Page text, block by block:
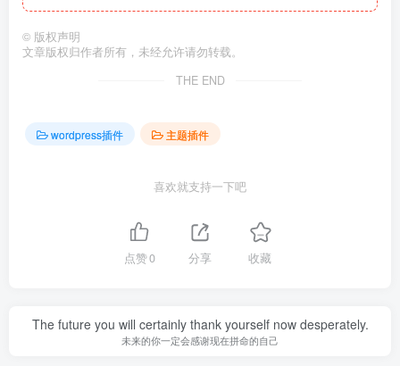
© 版权声明
文章版权归作者所有，未经允许请勿转载。
THE END
wordpress插件 主题插件
喜欢就支持一下吧
点赞0 分享 收藏
The future you will certainly thank yourself now desperately.
未来的你一定会感谢现在拼命的自己